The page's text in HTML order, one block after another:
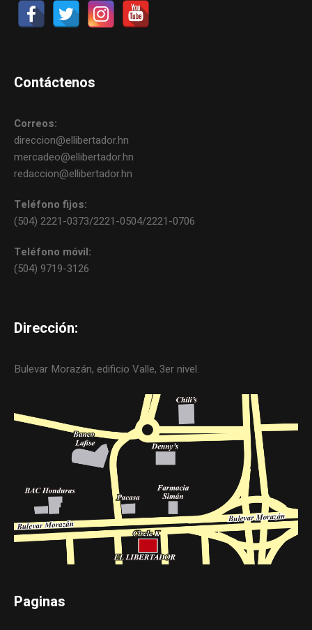
Contáctenos
Correos:
direccion@ellibertador.hn
mercadeo@ellibertador.hn
redaccion@ellibertador.hn
Teléfono fijos:
(504) 2221-0373/2221-0504/2221-0706
Teléfono móvil:
(504) 9719-3126
Dirección:
Bulevar Morazán, edificio Valle, 3er nivel.
Paginas